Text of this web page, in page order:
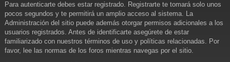
Para autenticarte debes estar registrado. Registrarte te tomará solo unos
pocos segundos y te permitirá un amplio acceso al sistema. La
Administración del sitio puede además otorgar permisos adicionales a los
usuarios registrados. Antes de identificarte asegúrete de estar
familiarizado con nuestros términos de uso y políticas relacionadas. Por
favor, lee las normas de los foros mientras navegas por el sitio.